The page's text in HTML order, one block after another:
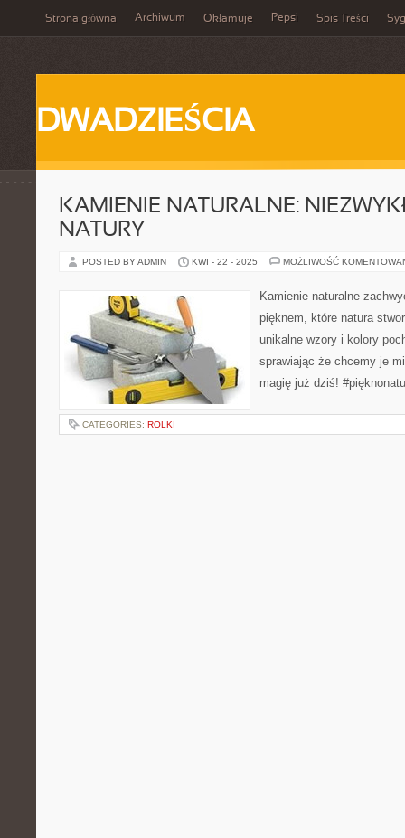
Strona główna Archiwum Okłamuje Pepsi Spis Treści
DWADZIEŚCIA
KAMIENIE NATURALNE:
NATURY
POSTED BY ADMIN KWI - 22 - 2025 MOŻLIWOŚĆ
Kamienie naturalne
pięknem, które natura
unikalne wzory i kolory
sprawiając że chcemy je
magię już dziś!
CATEGORIES: ROLKI